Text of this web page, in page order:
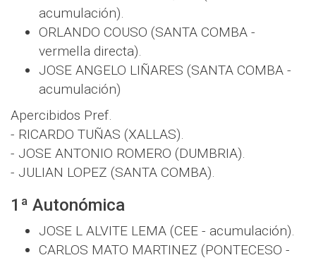
acumulación).
ORLANDO COUSO (SANTA COMBA -
vermella directa).
JOSE ANGELO LIÑARES (SANTA COMBA -
acumulación)
Apercibidos Pref.
- RICARDO TUÑAS (XALLAS).
- JOSE ANTONIO ROMERO (DUMBRIA).
- JULIAN LOPEZ (SANTA COMBA).
1ª Autonómica
JOSE L ALVITE LEMA (CEE - acumulación).
CARLOS MATO MARTINEZ (PONTECESO -